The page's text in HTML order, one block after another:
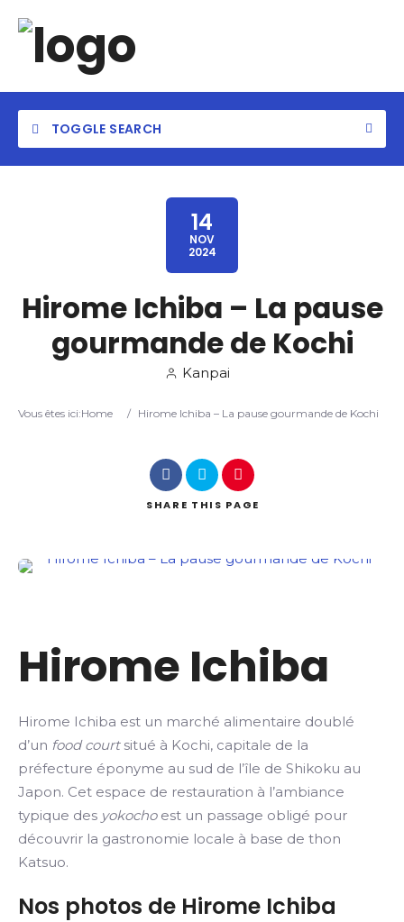
TOGGLE SEARCH
Search
14
NOV
2024
Hirome Ichiba – La pause
gourmande de Kochi
Kanpai
Vous êtes ici:Home / Hirome Ichiba – La pause gourmande de Kochi
SHARE THIS PAGE
Hirome Ichiba
Hirome Ichiba est un marché alimentaire doublé
d’un food courtsitué à Kochi, capitale de la
préfecture éponyme au sud de l’île de Shikoku au
Japon. Cet espace de restauration à l’ambiance
typique des yokochoest un passage obligé pour
découvrir la gastronomie locale à base de thon
Katsuo.
Nos photos de Hirome Ichiba